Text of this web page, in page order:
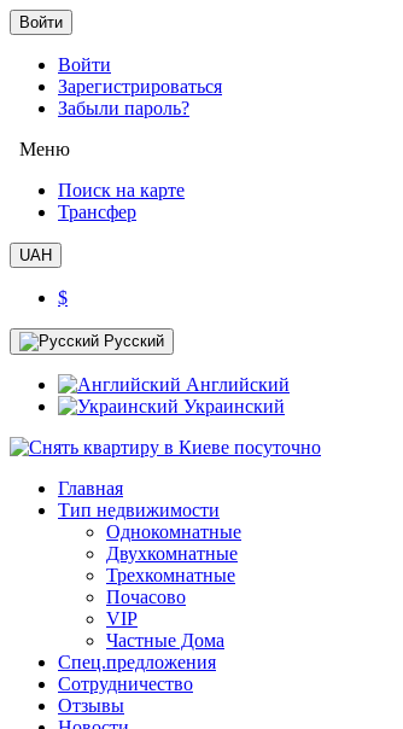
Войти
Войти
Зарегистрироваться
Забыли пароль?
Меню
Поиск на карте
Трансфер
UAH
$
Русский
Английский
Украинский
Главная
Тип недвижимости
Однокомнатные
Двухкомнатные
Трехкомнатные
Почасово
VIP
Частные Дома
Спец.предложения
Сотрудничество
Отзывы